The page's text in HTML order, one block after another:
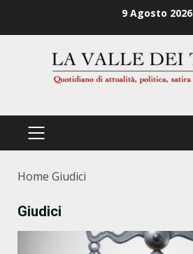
9 Agosto 2026
PRIMÄRES
Home Giudici
Giudici